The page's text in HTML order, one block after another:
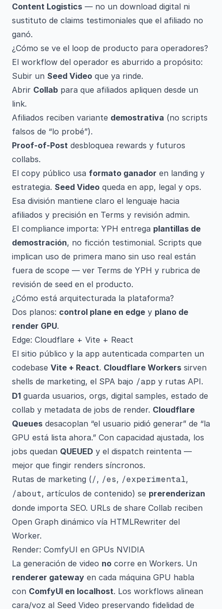
Content Logistics — no un download digital ni
sustituto de claims testimoniales que el afiliado no
ganó.
¿Cómo se ve el loop de producto para operadores?
El workflow del operador es aburrido a propósito:
Subir un Seed Video que ya rinde.
Abrir Collab para que afiliados apliquen desde un
link.
Afiliados reciben variante demostrativa (no scripts
falsos de “lo probé”).
Proof-of-Post desbloquea rewards y futuros
collabs.
El copy público usa formato ganador en landing y
estrategia. Seed Video queda en app, legal y ops.
Esa división mantiene claro el lenguaje hacia
afiliados y precisión en Terms y revisión admin.
El compliance importa: YPH entrega plantillas de
demostración, no ficción testimonial. Scripts que
implican uso de primera mano sin uso real están
fuera de scope — ver Terms de YPH y rubrica de
revisión de seed en el producto.
¿Cómo está arquitecturada la plataforma?
Dos planos: control plane en edge y plano de
render GPU.
Edge: Cloudflare + Vite + React
El sitio público y la app autenticada comparten un
codebase Vite + React. Cloudflare Workers sirven
shells de marketing, el SPA bajo /app y rutas API.
D1 guarda usuarios, orgs, digital samples, estado de
collab y metadata de jobs de render. Cloudflare
Queues desacoplan “el usuario pidió generar” de “la
GPU está lista ahora.” Con capacidad ajustada, los
jobs quedan QUEUED y el dispatch reintenta —
mejor que fingir renders síncronos.
Rutas de marketing (/, /es, /experimental,
/about, artículos de contenido) se prerenderizan
donde importa SEO. URLs de share Collab reciben
Open Graph dinámico vía HTMLRewriter del
Worker.
Render: ComfyUI en GPUs NVIDIA
La generación de video no corre en Workers. Un
renderer gateway en cada máquina GPU habla
con ComfyUI en localhost. Los workflows alinean
cara/voz al Seed Video preservando fidelidad de